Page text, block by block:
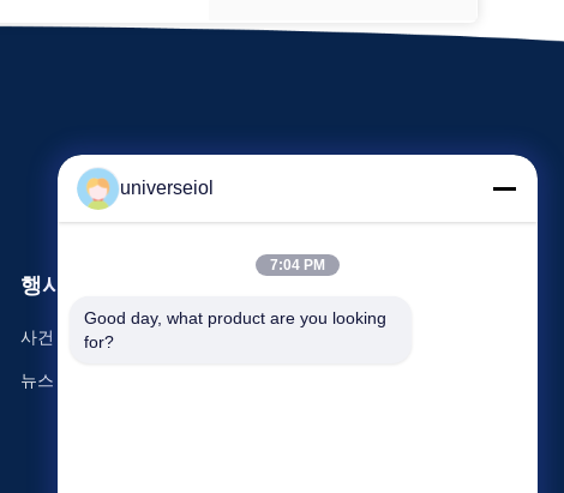
행사
사건
뉴스
universeiol
7:04 PM
Good day, what product are you looking
for?